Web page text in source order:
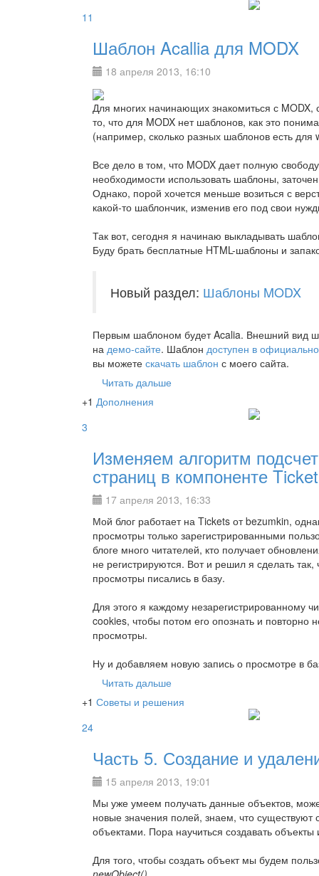
11
Шаблон Acallia для MODX
18 апреля 2013, 16:10
Для многих начинающих знакомиться с MODX,
то, что для MODX нет шаблонов, как это
(например, сколько разных шаблонов есть
Все дело в том, что MODX дает полную
необходимости использовать шаблоны,
Однако, порой хочется меньше возиться с
какой-то шаблончик, изменив его под свои
Так вот, сегодня я начинаю выкладывать
Буду брать бесплатные HTML-шаблоны и
Новый раздел: Шаблоны MODX
Первым шаблоном будет Acalia. Внешний вид
на демо-сайте. Шаблон доступен в
вы можете скачать шаблон с моего сайта.
Читать дальше
+1 Дополнения
3
Изменяем алгоритм
страниц в компоненте
17 апреля 2013, 16:33
Мой блог работает на Tickets от bezumkin,
просмотры только зарегистрированными
блоге много читателей, кто получает
не регистрируются. Вот и решил я сделать
просмотры писались в базу.
Для этого я каждому незарегистрированному
cookies, чтобы потом его опознать и повторно
просмотры.
Ну и добавляем новую запись о просмотре в
Читать дальше
+1 Советы и решения
24
Часть 5. Создание и
15 апреля 2013, 19:01
Мы уже умеем получать данные объектов,
новые значения полей, знаем, что существуют
объектами. Пора научиться создавать объекты
Для того, чтобы создать объект мы будем